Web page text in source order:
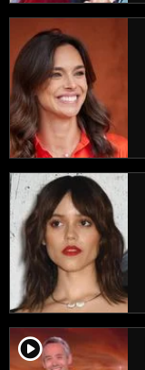
player2